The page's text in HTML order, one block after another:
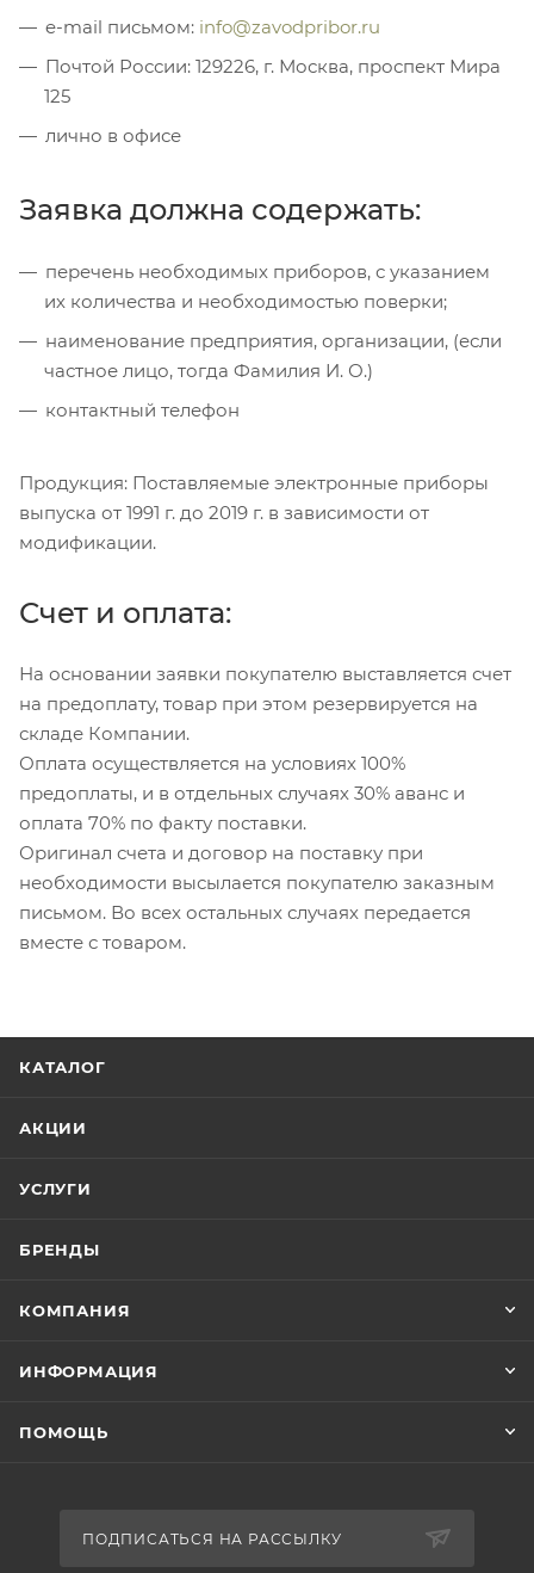
e-mail письмом: info@zavodpribor.ru
Почтой России: 129226, г. Москва, проспект Мира
125
лично в офисе
Заявка должна содержать:
перечень необходимых приборов, с указанием
их количества и необходимостью поверки;
наименование предприятия, организации, (если
частное лицо, тогда Фамилия И. О.)
контактный телефон
Продукция: Поставляемые электронные приборы
выпуска от 1991 г. до 2019 г. в зависимости от
модификации.
Счет и оплата:
На основании заявки покупателю выставляется счет
на предоплату, товар при этом резервируется на
складе Компании.
Оплата осуществляется на условиях 100%
предоплаты, и в отдельных случаях 30% аванс и
оплата 70% по факту поставки.
Оригинал счета и договор на поставку при
необходимости высылается покупателю заказным
письмом. Во всех остальных случаях передается
вместе с товаром.
КАТАЛОГ
АКЦИИ
УСЛУГИ
БРЕНДЫ
КОМПАНИЯ
ИНФОРМАЦИЯ
ПОМОЩЬ
ПОДПИСАТЬСЯ НА РАССЫЛКУ